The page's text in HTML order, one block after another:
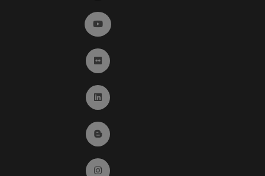
Ir a YouTube (abre en ventana nueva)
Ir a Flickr (abre en ventana nueva)
Ir a Linkedin (abre en ventana nueva)
Ir al Blog (abre en ventana nueva)
Ir a Instagram (abre en ventana nueva)